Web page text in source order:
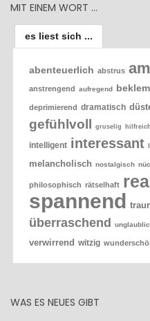
MIT EINEM WORT …
es liest sich ...
abenteuerlich abstrus
anstrengend aufregend
deprimierend dramatisch
gefühlvoll gruselig hilfreich
intelligent interessant
melancholisch nostalgisch
philosophisch rätselhaft
spannend
überraschend
verwirrend witzig
WAS ES NEUES GIBT